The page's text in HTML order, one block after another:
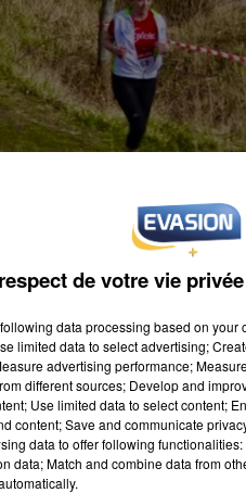
de votre vie
data processing based on
limited data to select advertising;
advertising performance;
different sources; Develop and
Use limited data to select content;
content; Save and communicate
data to offer following
data; Match and combine data from